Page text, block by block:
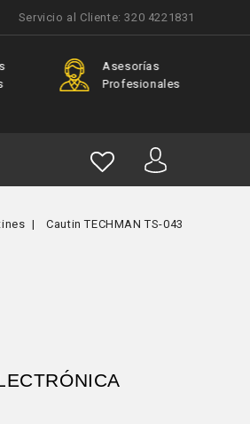
Servicio al Cliente: 320 4221831
Asesorías
Profesionales
Cautin TECHMAN TS-043